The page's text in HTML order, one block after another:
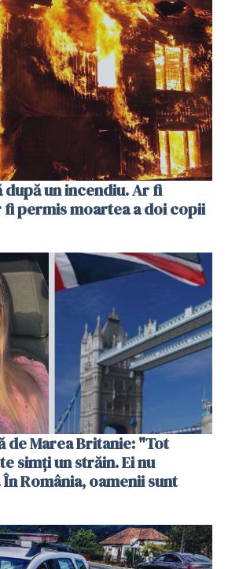
după un incendiu. Ar fi
permis moartea a doi copii
de Marea Britanie: "Tot
simți un străin. Ei nu
România, oamenii sunt